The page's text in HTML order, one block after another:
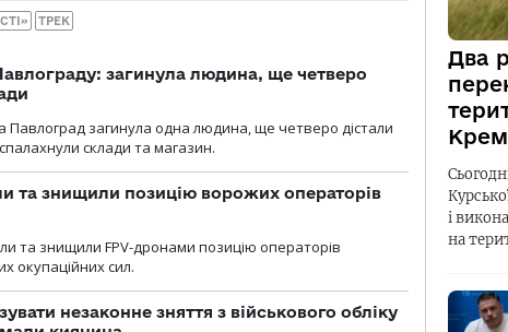
ТРЕК
загинула людина, ще четверо
Павлоград загинула одна людина, ще четверо дістали
склади та магазин.
та знищили позицію ворожих операторів
та знищили FPV-дронами позицію операторів
окупаційних сил.
незаконне зняття з військового обліку
Два
і
на